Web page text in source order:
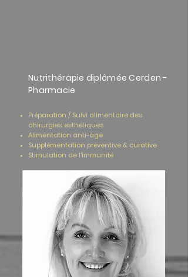
Nutrithérapie diplômée Cerden -
Pharmacie
Préparation / Suivi alimentaire des
chirurgies esthétiques
Alimentation anti-âge
Supplémentation préventive & curative
Stimulation de l'immunité